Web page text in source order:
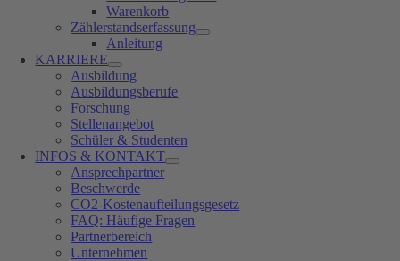
Warenkorb
Zählerstandserfassung
Anleitung
KARRIERE
Ausbildung
Ausbildungsberufe
Forschung
Stellenangebot
Schüler & Studenten
INFOS & KONTAKT
Ansprechpartner
Beschwerde
CO2-Kostenaufteilungsgesetz
FAQ: Häufige Fragen
Partnerbereich
Unternehmen